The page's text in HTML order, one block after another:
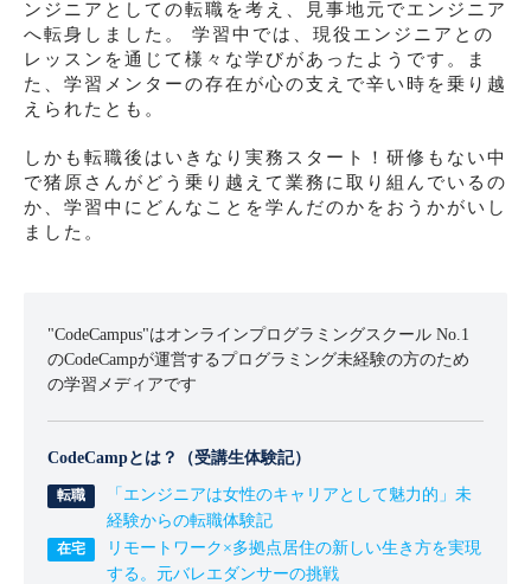
ンジニアとしての転職を考え、見事地元でエンジニア
へ転身しました。 学習中では、現役エンジニアとの
レッスンを通じて様々な学びがあったようです。ま
た、学習メンターの存在が心の支えで辛い時を乗り越
えられたとも。
しかも転職後はいきなり実務スタート！研修もない中
で猪原さんがどう乗り越えて業務に取り組んでいるの
か、学習中にどんなことを学んだのかをおうかがいし
ました。
"CodeCampus"はオンラインプログラミングスクール No.1
のCodeCampが運営するプログラミング未経験の方のため
の学習メディアです
CodeCampとは？（受講生体験記）
「エンジニアは女性のキャリアとして魅力的」未
経験からの転職体験記
リモートワーク×多拠点居住の新しい生き方を実現
する。元バレエダンサーの挑戦